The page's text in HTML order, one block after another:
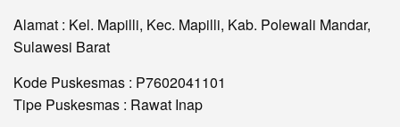
Alamat : Kel. Mapilli, Kec. Mapilli, Kab. Polewali Mandar,
Sulawesi Barat
Kode Puskesmas : P7602041101
Tipe Puskesmas : Rawat Inap